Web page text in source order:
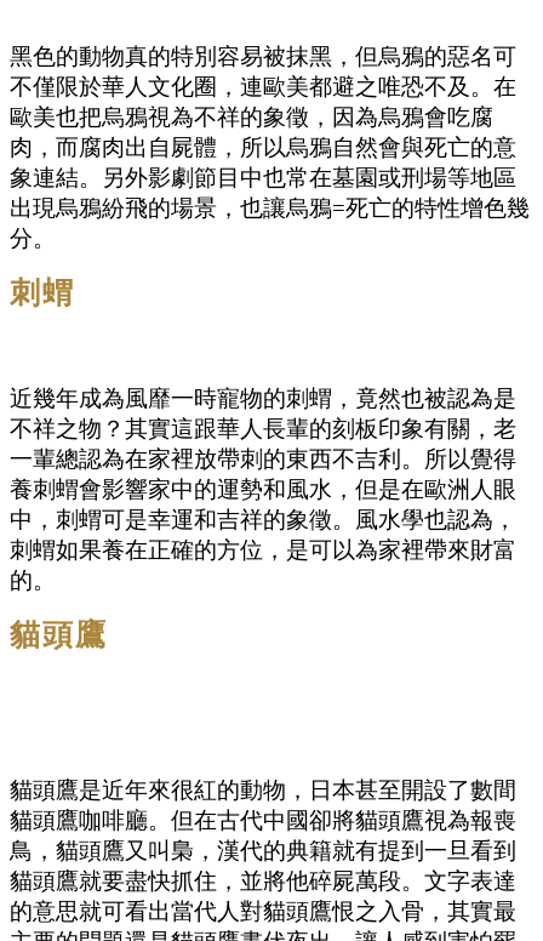
黑色的動物真的特別容易被抹黑，但烏鴉的惡名可
不僅限於華人文化圈，連歐美都避之唯恐不及。在
歐美也把烏鴉視為不祥的象徵，因為烏鴉會吃腐
肉，而腐肉出自屍體，所以烏鴉自然會與死亡的意
象連結。另外影劇節目中也常在墓園或刑場等地區
出現烏鴉紛飛的場景，也讓烏鴉=死亡的特性增色幾
分。
刺蝟
近幾年成為風靡一時寵物的刺蝟，竟然也被認為是
不祥之物？其實這跟華人長輩的刻板印象有關，老
一輩總認為在家裡放帶刺的東西不吉利。所以覺得
養刺蝟會影響家中的運勢和風水，但是在歐洲人眼
中，刺蝟可是幸運和吉祥的象徵。風水學也認為，
刺蝟如果養在正確的方位，是可以為家裡帶來財富
的。
貓頭鷹
貓頭鷹是近年來很紅的動物，日本甚至開設了數間
貓頭鷹咖啡廳。但在古代中國卻將貓頭鷹視為報喪
鳥，貓頭鷹又叫梟，漢代的典籍就有提到一旦看到
貓頭鷹就要盡快抓住，並將他碎屍萬段。文字表達
的意思就可看出當代人對貓頭鷹恨之入骨，其實最